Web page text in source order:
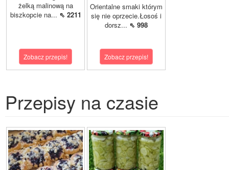
żelką malinową na
biszkopcie na... ⇖ 2211
Zobacz przepis!
Orientalne smaki którym
się nie oprzecie.Łosoś i
dorsz... ⇖ 998
Zobacz przepis!
Przepisy na czasie